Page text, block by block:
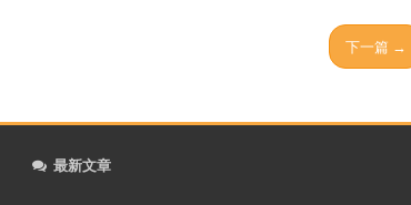
下一篇 →
最新文章